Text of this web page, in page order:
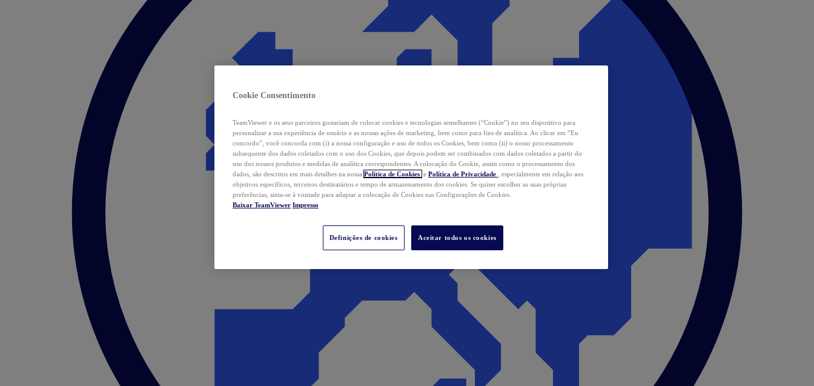
Cookie Consentimento
TeamViewer e os seus parceiros gostariam de colocar cookies e tecnologias semelhantes (“Cookie”) no seu dispositivo para
personalizar a sua experiência de usuário e as nossas ações de marketing, bem como para fins de analítica. Ao clicar em “Eu
concordo”, você concorda com (i) a nossa configuração e uso de todos os Cookies, bem como (ii) o nosso processamento
subsequente dos dados coletados com o uso dos Cookies, que depois podem ser combinados com dados coletados a partir do
uso dos nossos produtos e medidas de analítica correspondentes. A colocação do Cookie, assim como o processamento dos
dados, são descritos em mais detalhes na nossa Política de Cookies e Política de Privacidade
, especialmente em relação aos
objetivos específicos, terceiros destinatários e tempo de armazenamento dos cookies. Se quiser escolher as suas próprias
preferências, sinta-se à vontade para adaptar a colocação de Cookies nas Configurações de Cookies.
Baixar TeamViewer Impresso
Definições de cookies Aceitar todos os cookies